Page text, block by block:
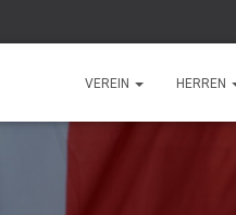
VEREIN HERREN